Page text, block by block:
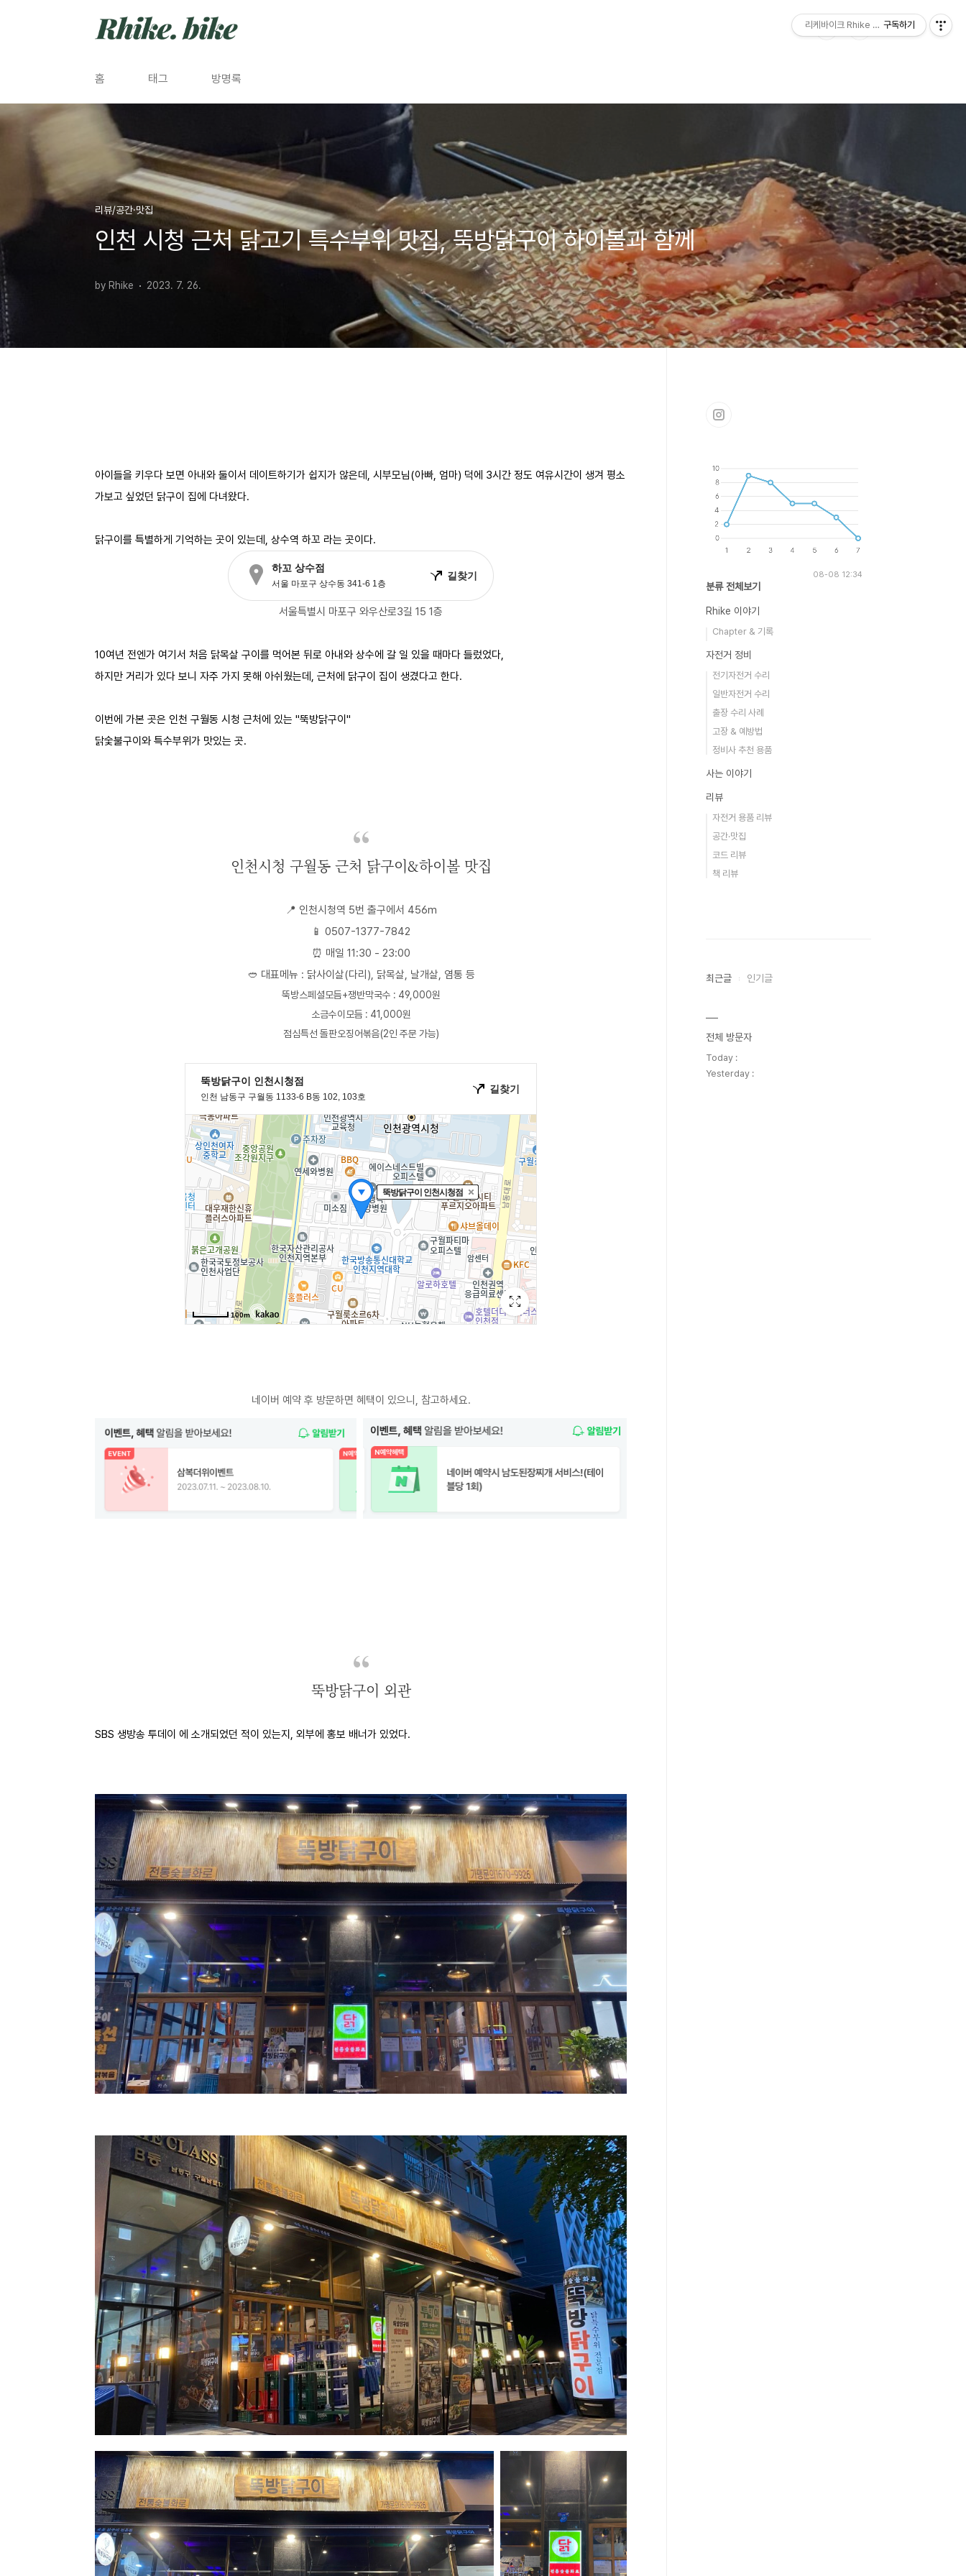
홈 태그 방명록
리뷰/공간·맛집
인천 시청 근처 닭고기 특수부위 맛집, 뚝방닭구이 하이볼과 함께
by Rhike 2023. 7. 26.
아이들을 키우다 보면 아내와 둘이서 데이트하기가 쉽지가 않은데, 시부모님(아빠, 엄마) 덕에 3시간 정도 여유시간이 생겨 평소
가보고 싶었던 닭구이 집에 다녀왔다.
닭구이를 특별하게 기억하는 곳이 있는데, 상수역 하꼬 라는 곳이다.
서울특별시 마포구 와우산로3길 15 1층
10여년 전엔가 여기서 처음 닭목살 구이를 먹어본 뒤로 아내와 상수에 갈 일 있을 때마다 들렀었다,
하지만 거리가 있다 보니 자주 가지 못해 아쉬웠는데, 근처에 닭구이 집이 생겼다고 한다.
이번에 가본 곳은 인천 구월동 시청 근처에 있는 "뚝방닭구이"
닭숯불구이와 특수부위가 맛있는 곳.
인천시청 구월동 근처 닭구이&하이볼 맛집
📍 인천시청역 5번 출구에서 456m
📱 0507-1377-7842
⏰ 매일 11:30 - 23:00
🥙 대표메뉴 : 닭사이살(다리), 닭목살, 날개살, 염통 등
뚝방스페셜모듬+쟁반막국수 : 49,000원
소금수이모듬 : 41,000원
점심특선 돌판오징어볶음(2인 주문 가능)
네이버 예약 후 방문하면 혜택이 있으니, 참고하세요.
뚝방닭구이 외관
SBS 생방송 투데이 에 소개되었던 적이 있는지, 외부에 홍보 배너가 있었다.
08-08 12:34
분류 전체보기
Rhike 이야기
Chapter & 기록
자전거 정비
전기자전거 수리
일반자전거 수리
출장 수리 사례
고장 & 예방법
정비사 추천 용품
사는 이야기
리뷰
자전거 용품 리뷰
공간·맛집
코드 리뷰
책 리뷰
최근글 인기글
전체 방문자
Today :
Yesterday :
리케바이크 Rhike bike구독하기